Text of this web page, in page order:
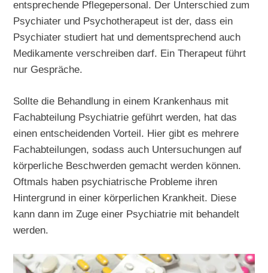
entsprechende Pflegepersonal. Der Unterschied zum
Psychiater und Psychotherapeut ist der, dass ein
Psychiater studiert hat und dementsprechend auch
Medikamente verschreiben darf. Ein Therapeut führt
nur Gespräche.
Sollte die Behandlung in einem Krankenhaus mit
Fachabteilung Psychiatrie geführt werden, hat das
einen entscheidenden Vorteil. Hier gibt es mehrere
Fachabteilungen, sodass auch Untersuchungen auf
körperliche Beschwerden gemacht werden können.
Oftmals haben psychiatrische Probleme ihren
Hintergrund in einer körperlichen Krankheit. Diese
kann dann im Zuge einer Psychiatrie mit behandelt
werden.